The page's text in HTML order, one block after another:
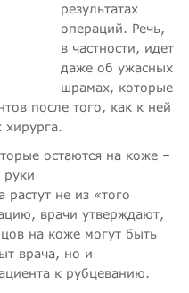
результатах
операций. Речь,
в частности, идет
даже об ужасных
шрамах, которые
после того, как к ней
остаются на коже –
руки
растут не из «того
врачи утверждают,
на коже могут быть
врача, но и
к рубцеванию.